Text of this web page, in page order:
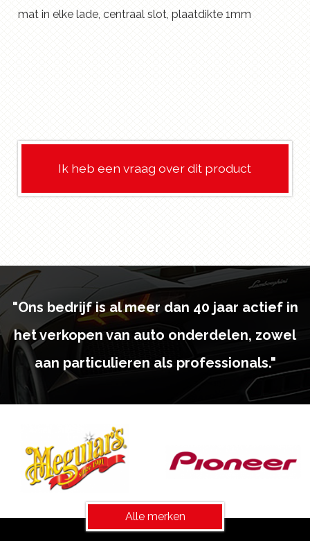
mat in elke lade, centraal slot, plaatdikte 1mm
Ik heb een vraag over dit product
"Ons bedrijf is al meer dan 40 jaar actief in
het verkopen van auto onderdelen, zowel
aan particulieren als professionals."
Alle merken